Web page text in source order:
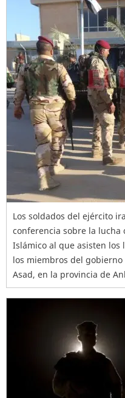
Los soldados del ejército
conferencia sobre la
Islámico al que asisten
los miembros del
Asad, en la provincia de